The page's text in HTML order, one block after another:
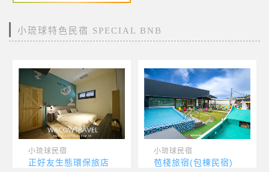
小琉球特色民宿 SPECIAL BNB
小琉球民宿
正好友生態環保旅店
小琉球民宿
苞棧旅宿(包棟民宿)